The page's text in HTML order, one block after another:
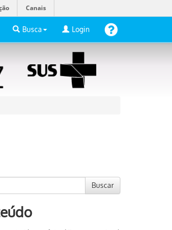
Canais
Busca Login
Buscar